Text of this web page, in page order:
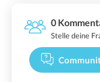
0
Stelle deine